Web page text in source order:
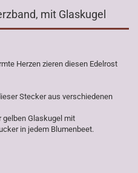
mit Glaskugel
Herzen zieren diesen Edelrost
Stecker aus verschiedenen
gelben Glaskugel mit
in jedem Blumenbeet.